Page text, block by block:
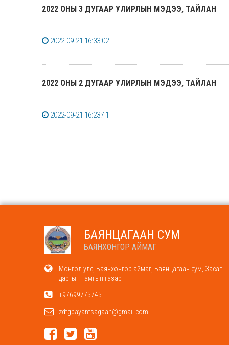
2022 ОНЫ 3 ДУГААР УЛИРЛЫН МЭДЭЭ, ТАЙЛАН
...
2022-09-21 16:33:02
2022 ОНЫ 2 ДУГААР УЛИРЛЫН МЭДЭЭ, ТАЙЛАН
...
2022-09-21 16:23:41
БАЯНЦАГААН СУМ
БАЯНХОНГОР АЙМАГ
Монгол улс, Баянхонгор аймаг, Баянцагаан сум, Засаг
даргын Тамгын газар
+97699775745
zdtgbayantsagaan@gmail.com